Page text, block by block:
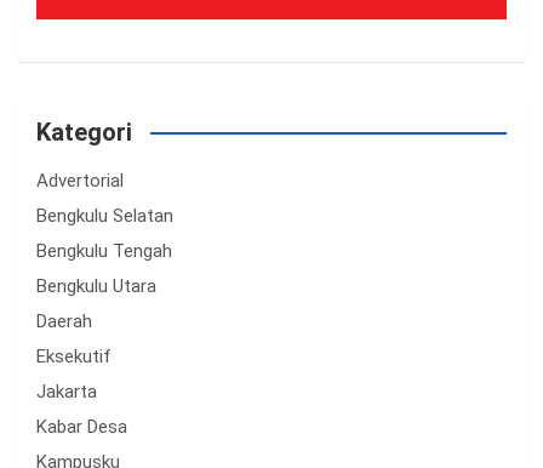
Kategori
Advertorial
Bengkulu Selatan
Bengkulu Tengah
Bengkulu Utara
Daerah
Eksekutif
Jakarta
Kabar Desa
Kampusku